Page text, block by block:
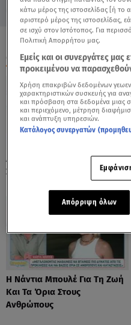
ΟΛΑ ΤΑ ΒΙΝΤΕΟ
Λόλα Νταϊφά: Η Πιο Δύσκολη
Στιγμή Στην Καριέρα Της
Η Νάντια Μπουλέ Για Τη Ζωή
Και Τα Όρια Στους
Ανθρώπους
κάτω μέρος της ιστοσελίδας [ή το
αριστερό μέρος της ιστοσελίδας,
σε ισχύ στον Ιστότοπος. Για
Πολιτική Απορρήτου μας.
Εμείς και οι συνεργάτες
προκειμένου να
Χρήση επακριβών δεδομένων
χαρακτηριστικών συσκευής για
και πρόσβαση στα δεδομένα μιας
και περιεχόμενο, μέτρηση
και ανάπτυξη υπηρεσιών.
Κατάλογος συνεργατών
Απόρριψη όλων